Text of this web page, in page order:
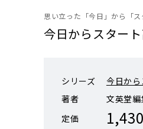
思い立った「今日」から「
今日からスター
シリーズ
今日か
著者
文英堂
定価
1,430